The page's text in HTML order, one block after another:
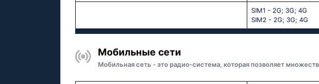
SIM1 - 2G; 3G; 4G
SIM2 - 2G; 3G; 4G
Мобильные сети
Мобильная сеть - это радио-система, которая позволяет